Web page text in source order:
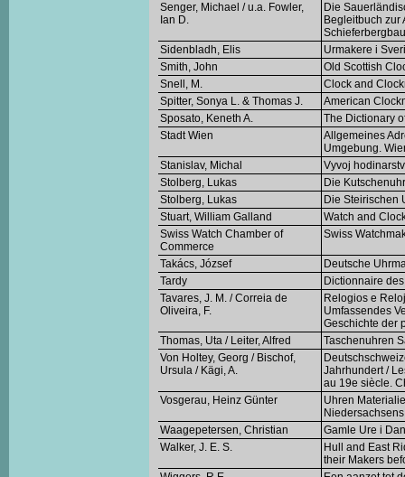
Senger, Michael / u.a. Fowler,
Ian D.
Die
Begleitbuch zur
Sidenbladh, Elis
Urmakere i
Smith, John
Old Scottish
Snell, M.
Clock and
Spitter, Sonya L. & Thomas J.
American
Sposato, Keneth A.
The Dictionary
Stadt Wien
Allgemeines
Umgebung.
Stanislav, Michal
Vyvoj
Stolberg, Lukas
Die Kutschenuhr
Stolberg, Lukas
Die Steirischen
Stuart, William Galland
Watch and
Swiss Watch Chamber of
Commerce
Swiss
Takács, József
Deutsche
Tardy
Dictionnaire
Tavares, J. M. / Correia de
Oliveira, F.
Relogios e
Umfassendes
Geschichte der
Thomas, Uta / Leiter, Alfred
Taschenuhren
Von Holtey, Georg / Bischof,
Ursula / Kägi, A.
Jahrhundert /
au 19e siècle.
Vosgerau, Heinz Günter
Uhren
Niedersachsens
Waagepetersen, Christian
Gamle Ure i
Walker, J. E. S.
Hull and East
their Makers